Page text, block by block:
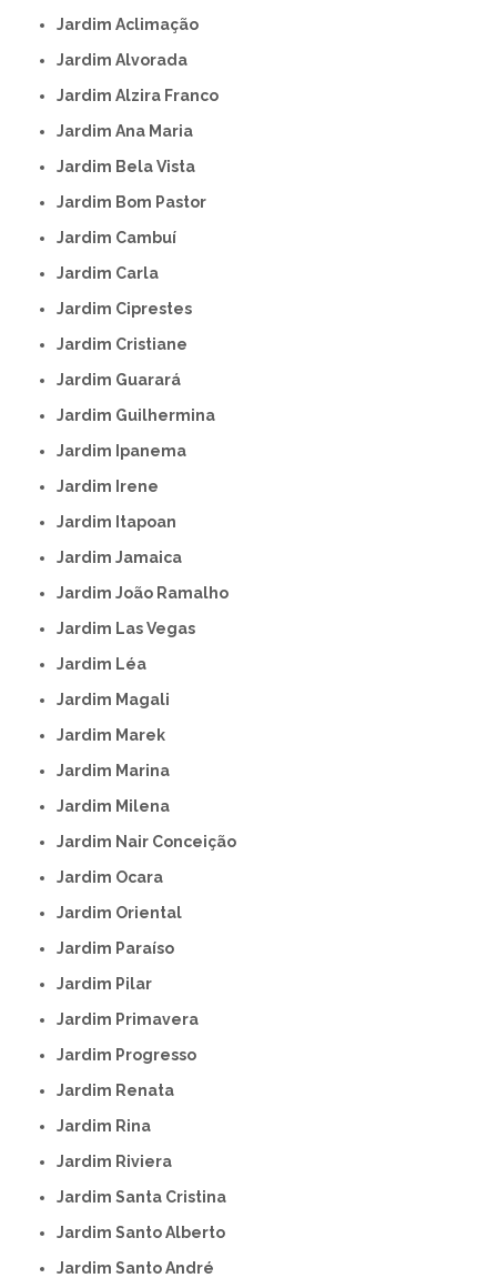
Jardim Aclimação
Jardim Alvorada
Jardim Alzira Franco
Jardim Ana Maria
Jardim Bela Vista
Jardim Bom Pastor
Jardim Cambuí
Jardim Carla
Jardim Ciprestes
Jardim Cristiane
Jardim Guarará
Jardim Guilhermina
Jardim Ipanema
Jardim Irene
Jardim Itapoan
Jardim Jamaica
Jardim João Ramalho
Jardim Las Vegas
Jardim Léa
Jardim Magali
Jardim Marek
Jardim Marina
Jardim Milena
Jardim Nair Conceição
Jardim Ocara
Jardim Oriental
Jardim Paraíso
Jardim Pilar
Jardim Primavera
Jardim Progresso
Jardim Renata
Jardim Rina
Jardim Riviera
Jardim Santa Cristina
Jardim Santo Alberto
Jardim Santo André